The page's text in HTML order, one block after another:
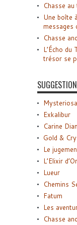
Chasse
Une boîte
messages
Chasse
L’Écho du
trésor se
Mysteriosa
Exkalibur
Carine
Gold &
Le
L’Elixir d’Or
Lueur
Chemins
Fatum
Les
Chasse